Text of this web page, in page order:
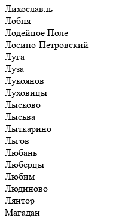
Лихославль
Лобня
Лодейное Поле
Лосино-Петровский
Луга
Луза
Лукоянов
Луховицы
Лысково
Лысьва
Лыткарино
Льгов
Любань
Люберцы
Любим
Людиново
Лянтор
Магадан